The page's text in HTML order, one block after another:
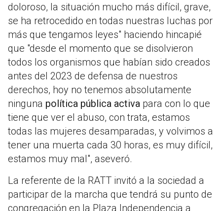
doloroso, la situación mucho más difícil, grave,
se ha retrocedido en todas nuestras luchas por
más que tengamos leyes" haciendo hincapié
que "desde el momento que se disolvieron
todos los organismos que habían sido creados
antes del 2023 de defensa de nuestros
derechos, hoy no tenemos absolutamente
ninguna política pública activa para con lo que
tiene que ver el abuso, con trata, estamos
todas las mujeres desamparadas, y volvimos a
tener una muerta cada 30 horas, es muy difícil,
estamos muy mal", aseveró.
La referente de la RATT invitó a la sociedad a
participar de la marcha que tendrá su punto de
congregación en la Plaza Independencia a